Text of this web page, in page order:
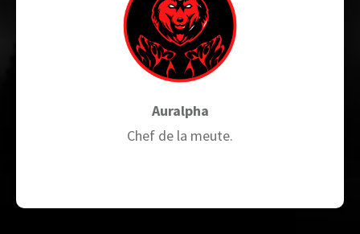
Auralpha
Chef de la meute.